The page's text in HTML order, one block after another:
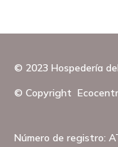
© 2023 Hospedería
© Copyright
Número de registro: